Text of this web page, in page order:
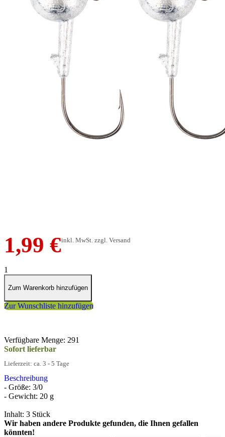
Zum Anfang der Bildergalerie springen
35010970
Bleikopf Jighaken Gr.
inkl. MwSt. zzgl. Versand
1,99 €
1
Zum Warenkorb hinzufügen
Zur Wunschliste hinzufügen
Verfügbare Menge: 291
Sofort lieferbar
Lieferzeit: ca. 3 - 5 Tage
Beschreibung
- Größe: 3/0
- Gewicht: 20 g
Inhalt: 3 Stück
Wir haben andere Produkte gefunden, die Ihnen gefallen
könnten!